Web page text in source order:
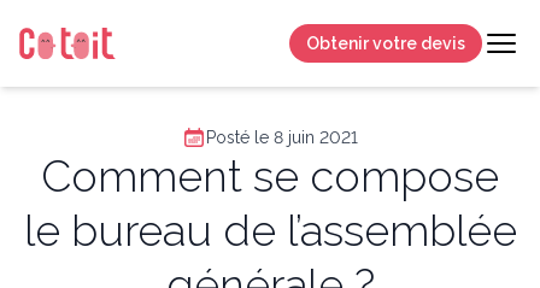
Obtenir votre devis
Posté le 8 juin 2021
Comment se compose
le bureau de l’assemblée